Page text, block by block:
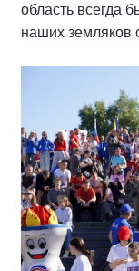
область всегда
наших земляков